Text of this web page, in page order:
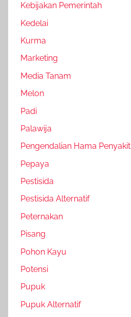
Kebijakan Pemerintah
Kedelai
Kurma
Marketing
Media Tanam
Melon
Padi
Palawija
Pengendalian Hama Penyakit
Pepaya
Pestisida
Pestisida Alternatif
Peternakan
Pisang
Pohon Kayu
Potensi
Pupuk
Pupuk Alternatif